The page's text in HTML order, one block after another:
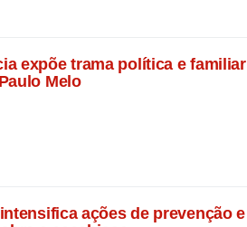
expõe trama política e familiar
Melo
ações de prevenção e